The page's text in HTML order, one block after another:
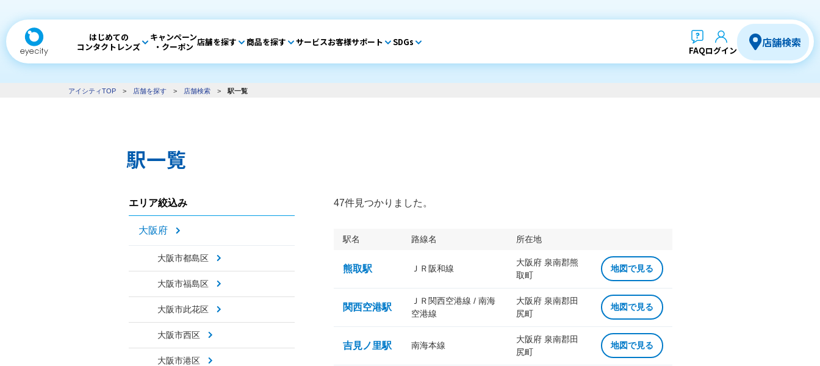
はじめての
コンタクトレンズ
キャンペーン
・クーポン 店舗を探す 商品を探す サービスお客様サポート SDGs
FAQログイン
店舗検索
アイシティTOP > 店舗を探す > 店舗検索 > 駅一覧
駅一覧
エリア絞込み
大阪府
大阪市都島区
大阪市福島区
大阪市此花区
大阪市西区
大阪市港区
47件見つかりました。
駅名 路線名 所在地
熊取駅 ＪＲ阪和線
大阪府 泉南郡熊
取町
地図で見る
関西空港駅
ＪＲ関西空港線 / 南海
空港線
大阪府 泉南郡田
尻町
地図で見る
吉見ノ里駅 南海本線
大阪府 泉南郡田
尻町
地図で見る